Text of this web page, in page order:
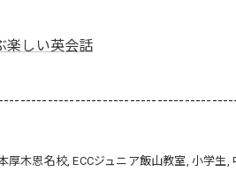
楽しい英会話
厚木恩名校 ECCジュニア飯山教室 小学生